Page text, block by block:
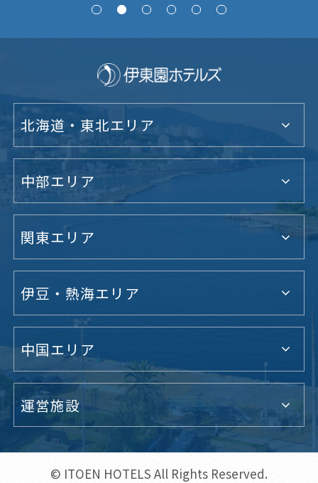
北海道・東北エリア
中部エリア
関東エリア
伊豆・熱海エリア
中国エリア
運営施設
© ITOEN HOTELS All Rights Reserved.